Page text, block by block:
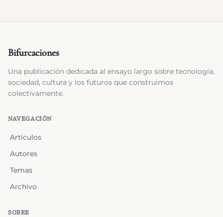
Bifurcaciones
Una publicación dedicada al ensayo largo sobre tecnología,
sociedad, cultura y los futuros que construimos
colectivamente.
NAVEGACIÓN
Artículos
Autores
Temas
Archivo
SOBRE